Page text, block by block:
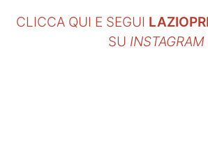
CLICCA QUI E SEGUI
SU INSTAGRAM